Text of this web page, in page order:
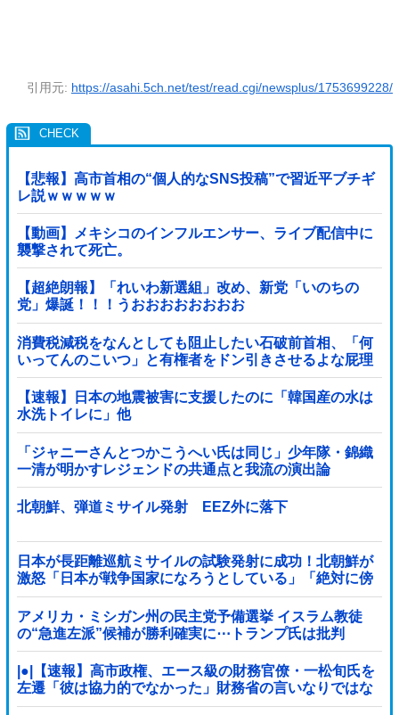
引用元: https://asahi.5ch.net/test/read.cgi/newsplus/1753699228/
【悲報】高市首相の“個人的なSNS投稿”で習近平ブチギ
レ説ｗｗｗｗｗ
【動画】メキシコのインフルエンサー、ライブ配信中に
襲撃されて死亡。
【超絶朗報】「れいわ新選組」改め、新党「いのちの
党」爆誕！！！うおおおおおおおお
消費税減税をなんとしても阻止したい石破前首相、「何
いってんのこいつ」と有権者をドン引きさせるよな屁理
屈を……
【速報】日本の地震被害に支援したのに「韓国産の水は
水洗トイレに」他
「ジャニーさんとつかこうへい氏は同じ」少年隊・錦織
一清が明かすレジェンドの共通点と我流の演出論
北朝鮮、弾道ミサイル発射 EEZ外に落下
日本が長距離巡航ミサイルの試験発射に成功！北朝鮮が
激怒「日本が戦争国家になろうとしている」「絶対に傍
観しない、必ず後悔させる」
アメリカ・ミシガン州の民主党予備選挙 イスラム教徒
の“急進左派”候補が勝利確実に⋯トランプ氏は批判
|●|【速報】高市政権、エース級の財務官僚・一松旬氏を
左遷「彼は協力的でなかった」財務省の言いなりではな
いことが判明